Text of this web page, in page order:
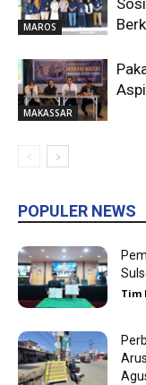
MAROS
MAKASSAR
POPULER NEWS
Tim